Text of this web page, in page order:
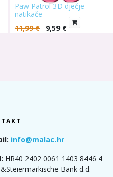
Paw Patrol 3D dječje
natikače
11,99€ 9,59 €
info@malac.hr
HR40 2402 0061 1403 8446 4
Bank d.d.